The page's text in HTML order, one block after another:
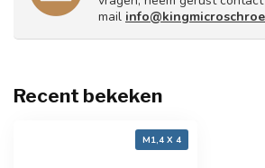
mail
Recent bekeken
M1,4 X 4